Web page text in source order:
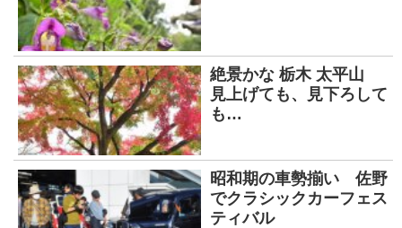
絶景かな 栃木 太平山
見上げても、見下ろして
も…
昭和期の車勢揃い 佐野
でクラシックカーフェス
ティバル